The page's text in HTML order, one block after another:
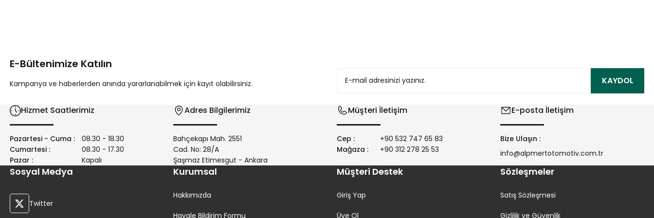
Ürün bilgilerinde hatalar bulunuyor.
E-Bültenimize Katılın
Kampanya ve haberlerden anında yararlanabilmek için kayıt olabilirsiniz. KAYDOL
Hizmet Saatlerimiz
Pazartesi - Cuma :
08.30 - 18.30
Cumartesi :
08.30 - 17.30
Pazar :
Kapalı
Adres Bilgilerimiz
Bahçekapı Mah. 2551
Cad. No: 28/A
Şaşmaz Etimesgut - Ankara
Müşteri İletişim
Cep :
+90 532 747 65 83
Mağaza :
+90 312 278 25 53
E-posta İletişim
Bize Ulaşın :
info@alpmertotomotiv.com.tr
Sosyal Medya
Twitter
Kurumsal
Hakkımızda
Havale Bildirim Formu
Müşteri Destek
Giriş Yap
Üye Ol
Sözleşmeler
Satış Sözleşmesi
Gizlilik ve Güvenlik